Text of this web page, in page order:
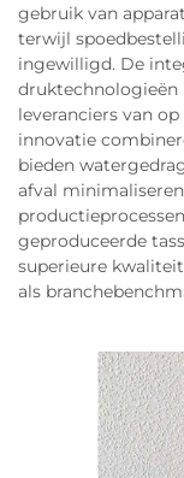
gebruik van
terwijl
ingewilligd. De
leveranciers van
innovatie
bieden
afval
geproduceerde
superieure
als